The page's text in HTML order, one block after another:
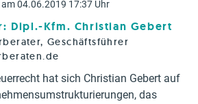
04.06.2019 17:37 Uhr
Dipl.-Kfm. Christian Gebert
Geschäftsführer
hat sich Christian Gebert auf
das